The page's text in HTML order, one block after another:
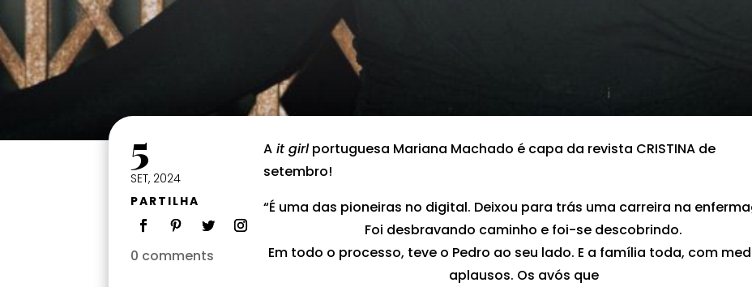
5
SET, 2024
PARTILHA
0 comments
Ait girlportuguesa Mariana Machado é capa da revista CRISTINA de
setembro!
“É uma das pioneiras no digital. Deixou para trás uma carreira na
Foi desbravando caminho e foi-se descobrindo.
Em todo o processo, teve o Pedro ao seu lado. E a família toda, com
aplausos. Os avós que